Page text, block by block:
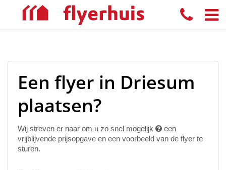
Een flyer in Driesum
plaatsen?
Wij streven er naar om u zo snel mogelijk
een
vrijblijvende prijsopgave en een voorbeeld van de flyer te
sturen.